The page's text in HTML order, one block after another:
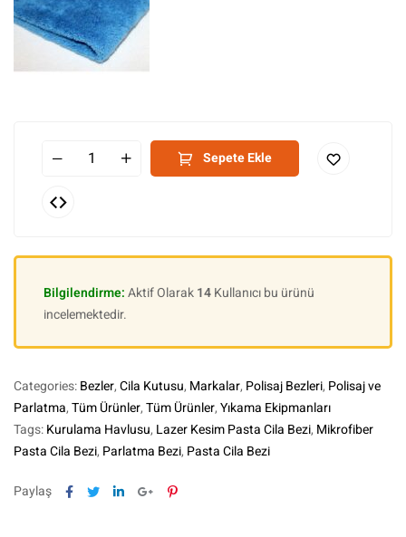
Sepete Ekle
Bilgilendirme:Aktif Olarak14Kullanıcı bu ürünü
incelemektedir.
Categories:Bezler,Cila Kutusu, Markalar, Polisaj Bezleri, Polisaj ve
Parlatma,Tüm Ürünler,Tüm Ürünler,Yıkama Ekipmanları
Tags:Kurulama Havlusu, Lazer Kesim Pasta Cila Bezi, Mikrofiber
Pasta Cila Bezi, Parlatma Bezi, Pasta Cila Bezi
Paylaş Facebook
TwitterLinkedinGoogle+Pinterest